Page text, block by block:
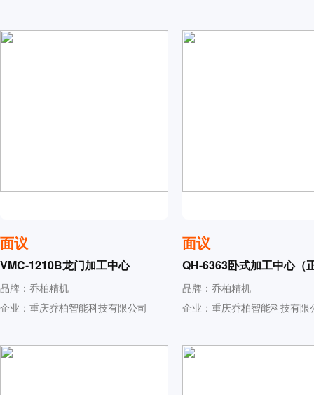
面议
VMC-1210B龙门加工中心
品牌：乔柏精机
企业：重庆乔柏智能科技有限公司
面议
QH-6363卧式加工中心（
线）
品牌：乔柏精机
企业：重庆乔柏智能科技有限